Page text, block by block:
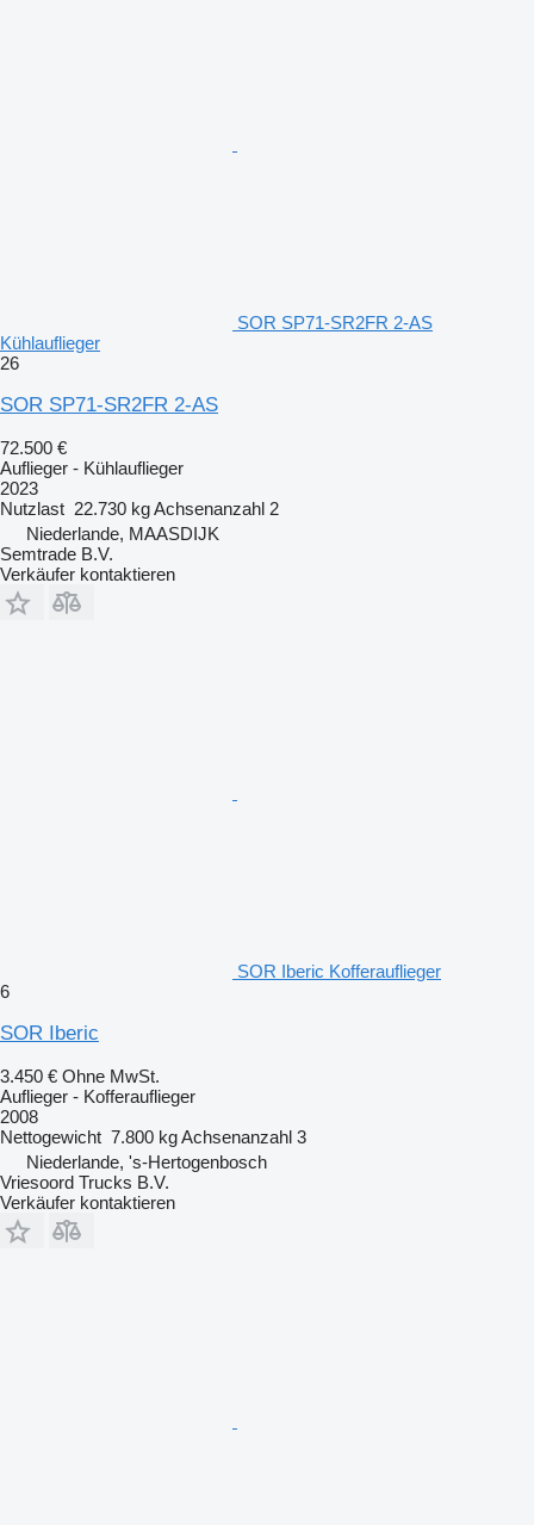
SOR SP71-SR2FR 2-AS
Kühlauflieger
26
SOR SP71-SR2FR 2-AS
72.500 €
Auflieger - Kühlauflieger
2023
Nutzlast 22.730 kgAchsenanzahl 2
Niederlande, MAASDIJK
Semtrade B.V.
Verkäufer kontaktieren
SOR Iberic Kofferauflieger
6
SOR Iberic
3.450 € Ohne MwSt.
Auflieger - Kofferauflieger
2008
Nettogewicht 7.800 kgAchsenanzahl 3
Niederlande, 's-Hertogenbosch
Vriesoord Trucks B.V.
Verkäufer kontaktieren